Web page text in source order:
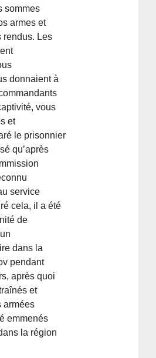
sommes
armes et
rendus. Les
donnaient à
vous
et
le prisonnier
qu’après
service
cela, il a été
de
dans la
pendant
après quoi
et
armées
emmenés
la région